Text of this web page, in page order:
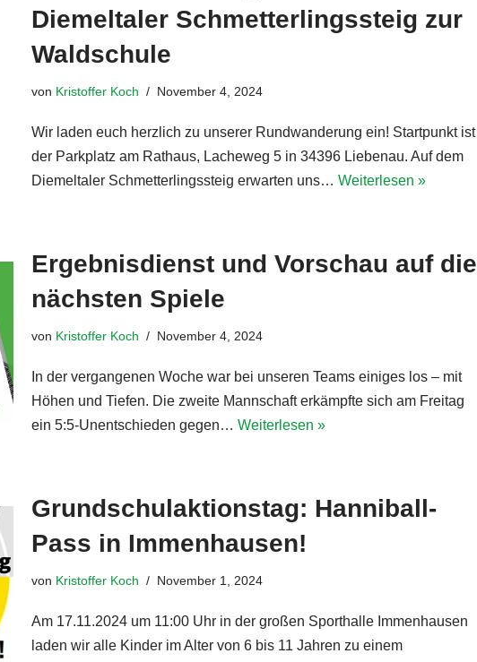
Diemeltaler Schmetterlingssteig zur
Waldschule
von Kristoffer Koch November 4, 2024
Wir laden euch herzlich zu unserer Rundwanderung ein! Startpunkt ist
der Parkplatz am Rathaus, Lacheweg 5 in 34396 Liebenau. Auf dem
Diemeltaler Schmetterlingssteig erwarten uns…Weiterlesen »
Ergebnisdienst und Vorschau auf die
nächsten Spiele
von Kristoffer Koch November 4, 2024
In der vergangenen Woche war bei unseren Teams einiges los – mit
Höhen und Tiefen. Die zweite Mannschaft erkämpfte sich am Freitag
ein 5:5-Unentschieden gegen…Weiterlesen »
Grundschulaktionstag: Hanniball-
Pass in Immenhausen!
von Kristoffer Koch November 1, 2024
Am 17.11.2024 um 11:00 Uhr in der großen Sporthalle Immenhausen
laden wir alle Kinder im Alter von 6 bis 11 Jahren zu einem